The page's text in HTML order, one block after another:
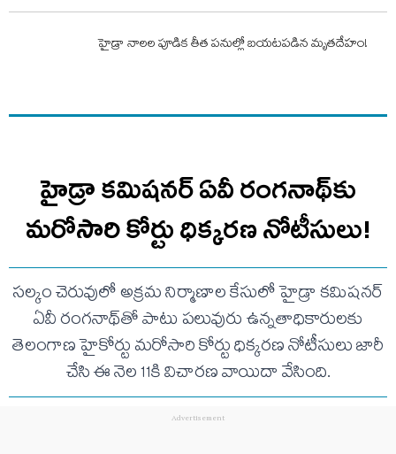
హైడ్రా నాలల పూడిక తీత పనుల్లో బయటపడిన మృత‌దేహం!
హైడ్రా కమిషనర్ ఏవీ రంగనాథ్‌కు
మరోసారి కోర్టు ధిక్కరణ నోటీసులు!
సల్కం చెరువులో అక్రమ నిర్మాణాల కేసులో హైడ్రా కమిషనర్
ఏవీ రంగనాథ్‌తో పాటు పలువురు ఉన్నతాధికారులకు
తెలంగాణ హైకోర్టు మరోసారి కోర్టు ధిక్కరణ నోటీసులు జారీ
చేసి ఈ నెల 11కి విచారణ వాయిదా వేసింది.